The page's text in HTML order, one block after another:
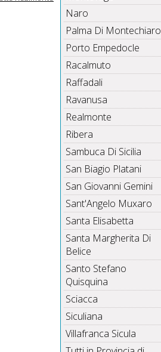
Naro
Palma Di Montechiaro
Porto Empedocle
Racalmuto
Raffadali
Ravanusa
Realmonte
Ribera
Sambuca Di Sicilia
San Biagio Platani
San Giovanni Gemini
Sant'Angelo Muxaro
Santa Elisabetta
Santa Margherita Di
Belice
Santo Stefano
Quisquina
Sciacca
Siculiana
Villafranca Sicula